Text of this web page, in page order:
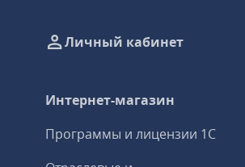
Личный кабинет
Интернет-магазин
Программы и лицензии 1С